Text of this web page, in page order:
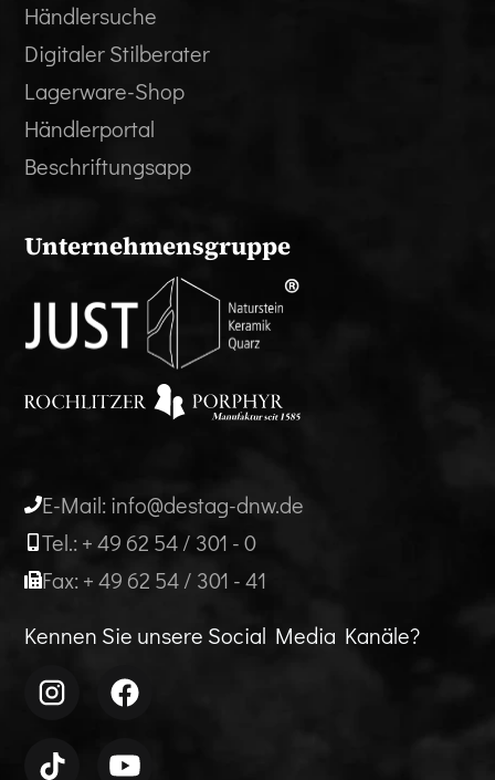
Händlersuche
Digitaler Stilberater
Lagerware-Shop
Händlerportal
Beschriftungsapp
Unternehmensgruppe
E-Mail: info@destag-dnw.de
Tel.: + 49 62 54 / 301 - 0
Fax: + 49 62 54 / 301 - 41
Kennen Sie unsere Social Media Kanäle?